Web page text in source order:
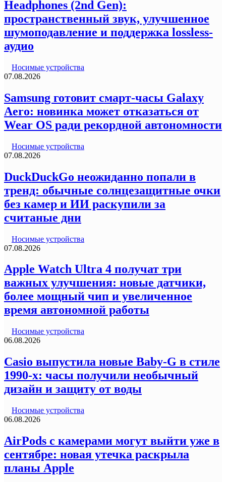
Headphones (2nd Gen):
пространственный звук, улучшенное
шумоподавление и поддержка lossless-
аудио
Носимые устройства
07.08.2026
Samsung готовит смарт-часы Galaxy
Aero: новинка может отказаться от
Wear OS ради рекордной автономности
Носимые устройства
07.08.2026
DuckDuckGo неожиданно попали в
тренд: обычные солнцезащитные очки
без камер и ИИ раскупили за
считаные дни
Носимые устройства
07.08.2026
Apple Watch Ultra 4 получат три
важных улучшения: новые датчики,
более мощный чип и увеличенное
время автономной работы
Носимые устройства
06.08.2026
Casio выпустила новые Baby-G в стиле
1990-х: часы получили необычный
дизайн и защиту от воды
Носимые устройства
06.08.2026
AirPods с камерами могут выйти уже в
сентябре: новая утечка раскрыла
планы Apple